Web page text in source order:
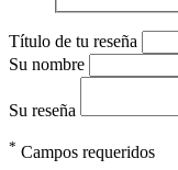
Título de tu reseña
Su nombre
Su reseña
* Campos requeridos